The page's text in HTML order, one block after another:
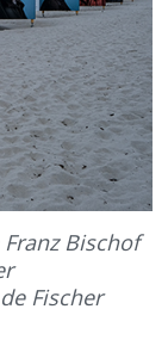
Bischof
Fischer